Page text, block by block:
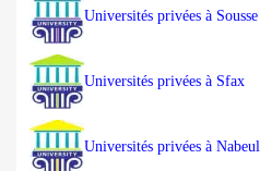
Universités privées à Sousse
Universités privées à Sfax
Universités privées à Nabeul